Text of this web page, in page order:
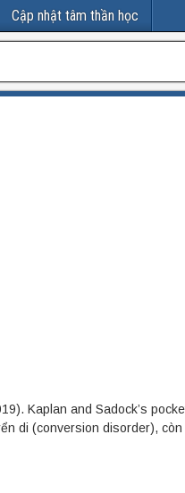
Cập nhật tâm thần học
Kaplan and Sadock’s
di (conversion disorder),